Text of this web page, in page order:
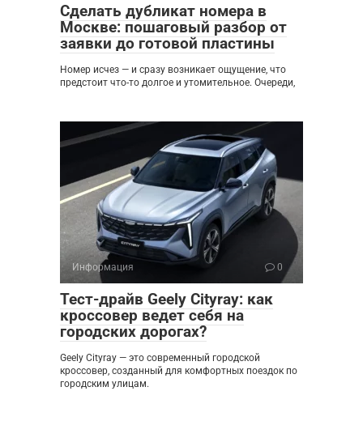
Сделать дубликат номера в
Москве: пошаговый разбор от
заявки до готовой пластины
Номер исчез — и сразу возникает ощущение, что
предстоит что-то долгое и утомительное. Очереди,
Информация 0
Тест-драйв Geely Cityray: как
кроссовер ведет себя на
городских дорогах?
Geely Cityray — это современный городской
кроссовер, созданный для комфортных поездок по
городским улицам.